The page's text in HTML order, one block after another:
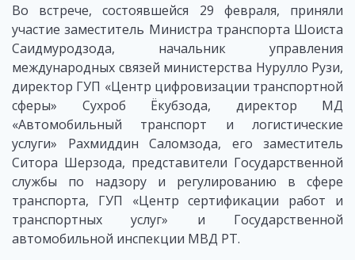
Во встрече, состоявшейся 29 февраля, приняли
участие заместитель Министра транспорта Шоиста
Саидмуродзода, начальник управления
международных связей министерства Нурулло Рузи,
директор ГУП «Центр цифровизации транспортной
сферы» Сухроб Ёкубзода, директор МД
«Автомобильный транспорт и логистические
услуги» Рахмиддин Саломзода, его заместитель
Ситора Шерзода, представители Государственной
службы по надзору и регулированию в сфере
транспорта, ГУП «Центр сертификации работ и
транспортных услуг» и Государственной
автомобильной инспекции МВД РТ.